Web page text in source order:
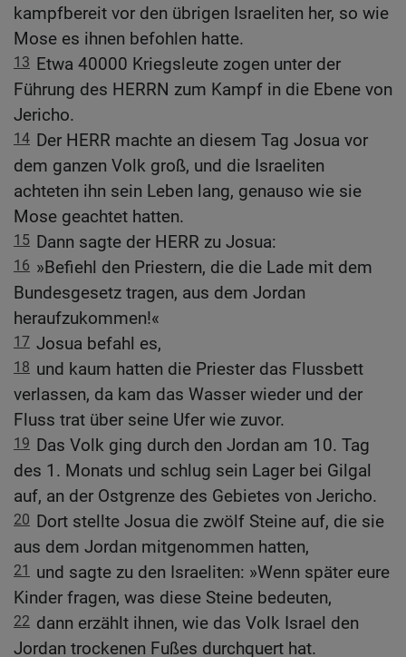
kampfbereit vor den übrigen Israeliten her, so wie
Mose es ihnen befohlen hatte.
13 Etwa 40000 Kriegsleute zogen unter der
Führung des HERRN zum Kampf in die Ebene von
Jericho.
14 Der HERR machte an diesem Tag Josua vor
dem ganzen Volk groß, und die Israeliten
achteten ihn sein Leben lang, genauso wie sie
Mose geachtet hatten.
15 Dann sagte der HERR zu Josua:
16 »Befiehl den Priestern, die die Lade mit dem
Bundesgesetz tragen, aus dem Jordan
heraufzukommen!«
17 Josua befahl es,
18 und kaum hatten die Priester das Flussbett
verlassen, da kam das Wasser wieder und der
Fluss trat über seine Ufer wie zuvor.
19 Das Volk ging durch den Jordan am 10. Tag
des 1. Monats und schlug sein Lager bei Gilgal
auf, an der Ostgrenze des Gebietes von Jericho.
20 Dort stellte Josua die zwölf Steine auf, die sie
aus dem Jordan mitgenommen hatten,
21
und sagte zu den Israeliten: »Wenn später eure
Kinder fragen, was diese Steine bedeuten,
22 dann erzählt ihnen, wie das Volk Israel den
Jordan trockenen Fußes durchquert hat.